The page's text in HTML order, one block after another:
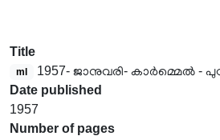
Title
ml
1957- ജാനുവരി- കാർമ്മെൽ -
Date published
1957
Number of pages